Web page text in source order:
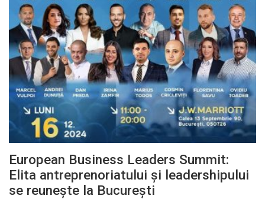
European Business Leaders Summit:
Elita antreprenoriatului și leadershipului
se reunește la București